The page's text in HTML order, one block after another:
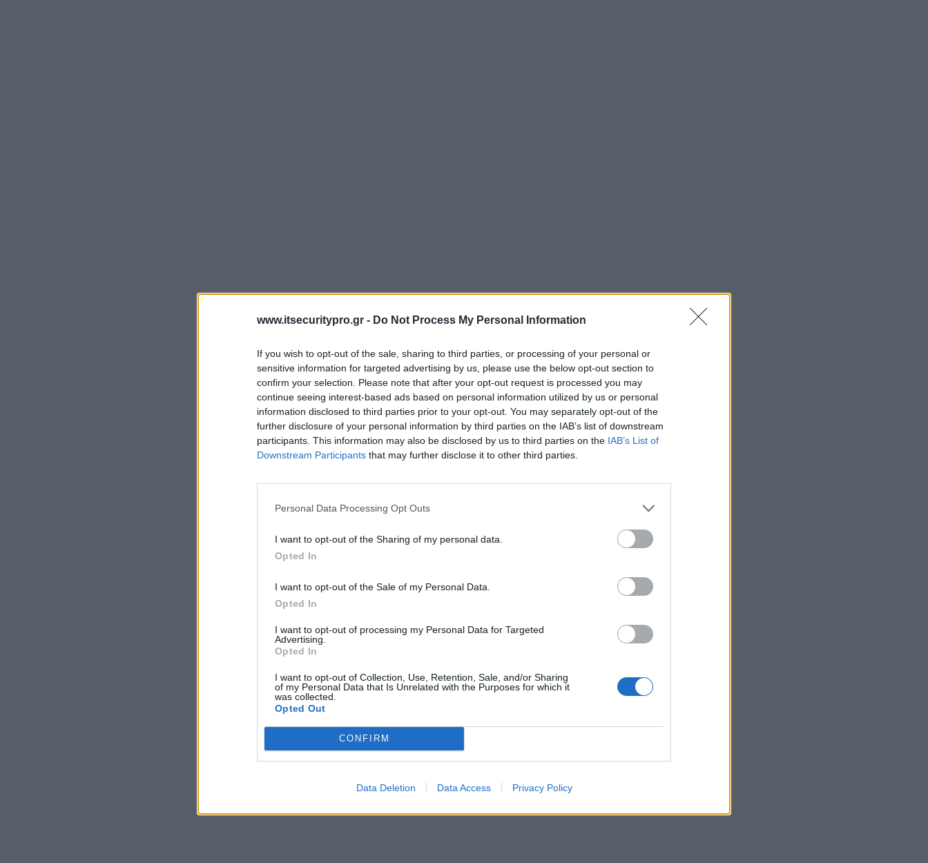
www.itsecuritypro.gr - Do Not Process My Personal Information
If you wish to opt-out of the sale, sharing to third parties, or processing of your personal or
sensitive information for targeted advertising by us, please use the below opt-out section to
confirm your selection. Please note that after your opt-out request is processed you may
continue seeing interest-based ads based on personal information utilized by us or personal
information disclosed to third parties prior to your opt-out. You may separately opt-out of the
further disclosure of your personal information by third parties on the IAB’s list of downstream
participants. This information may also be disclosed by us to third parties on the IAB’s List of
Downstream Participants that may further disclose it to other third parties.
Personal Data Processing Opt Outs
I want to opt-out of the Sharing of my personal data.
Opted In
I want to opt-out of the Sale of my Personal Data.
Opted In
I want to opt-out of processing my Personal Data for Targeted
Advertising.
Opted In
I want to opt-out of Collection, Use, Retention, Sale, and/or Sharing
of my Personal Data that Is Unrelated with the Purposes for which it
was collected.
Opted Out
CONFIRM
Data Deletion Data Access Privacy Policy